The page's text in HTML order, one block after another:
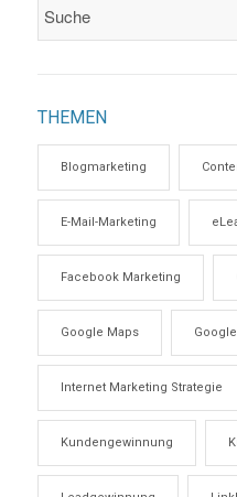
THEMEN
Blogmarketing
E-Mail-Marketing
Facebook Marketing
Google Maps
Internet Marketing Strategie
Kundengewinnung